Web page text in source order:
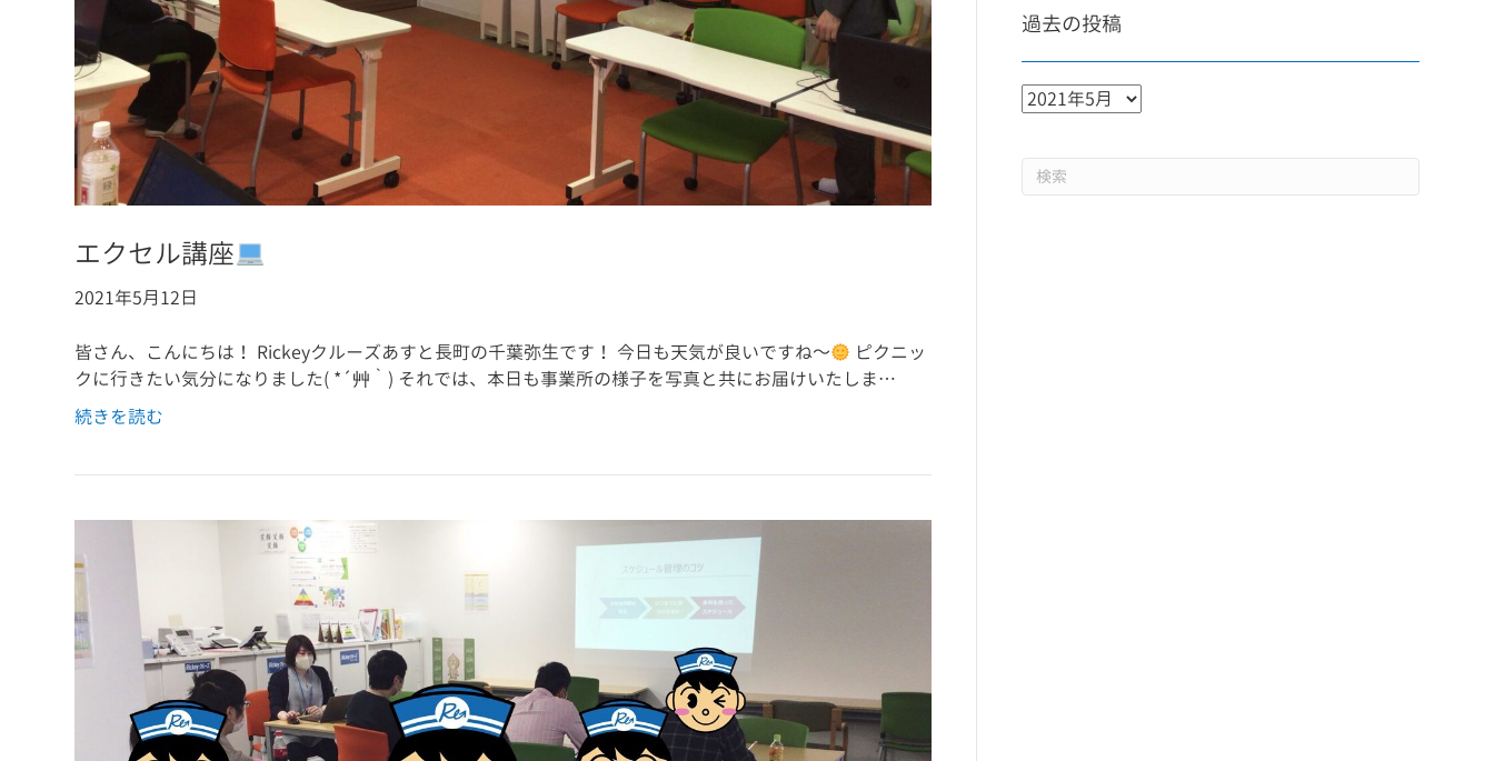
エクセル講座
2021年5月12日
皆さん、こんにちは！ Rickeyクルーズあすと長町の千葉弥生です！ 今日も天気が良いですね～
ピクニッ
クに行きたい気分になりました( *´艸｀) それでは、本日も事業所の様子を写真と共にお届けいたしま…
続きを読む
過去の投稿
過
投